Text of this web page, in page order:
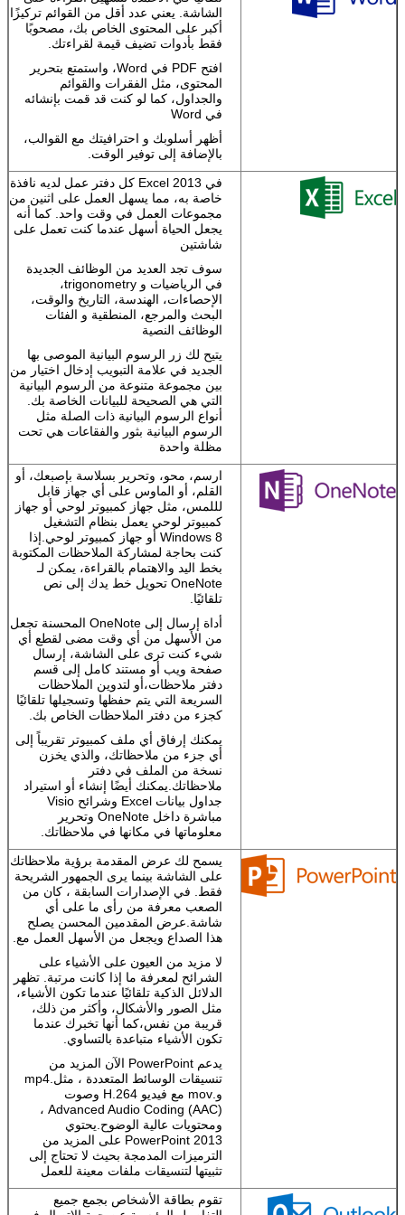
اترك رسالة
إرسال
الملاحظات
والملفات
بسهولة.أرسل
تطبيقات Office
Web Apps
المجانية لعرضها
تحويل أفكارك إلى
ابدأي بموديل، ثم
قم بتحسين عملك
بأدوات متخصصة.
تريد التقط أفكارك
باستخدام لوحة
المفاتيح أو القلم أو
الشاشة اللمسية.
وسائل
الإعلام.سحب
وإسقاط الصور
ومقاطع الفيديو
ووسائل الإعلام
عبر الإنترنت إلى
الملفات، وسحب
ملفات PDF
مباشرة إلى
Word.
مكتبك الشخصي
قم بإنشاء
مستندات جذابة
ومتخصصة سواء
في مكان آخر.
إعداداتك
المخصصة تتجول
معكقم بتسجيل
الدخول إلى
حسابك و استمر
في عملك من
حيث توقفت
تخزين الملفات
في
السحابة. يحتفظ
مكتب المستندات
الخاصة بك إلى
سكاي درايف
بحيث تكون
الملاحظات والصور
والملفات متاحة
دائما.
الشاشة. يعني عدد أقل من القوائم تركيزًا
أكبر على المحتوى الخاص بك، مصحوبًا
فقط بأدوات تضيف قيمة لقراءتك.
افتح PDF في Word، واستمتع بتحرير
المحتوى، مثل الفقرات والقوائم
والجداول، كما لو كنت قد قمت بإنشائه
في Word
أظهر أسلوبك و احترافيتك مع القوالب،
بالإضافة إلى توفير الوقت.
في Excel 2013 كل دفتر عمل لديه نافذة
خاصة به، مما يسهل العمل على اثنين من
مجموعات العمل في وقت واحد. كما أنه
يجعل الحياة أسهل عندما كنت تعمل على
شاشتين
سوف تجد العديد من الوظائف الجديدة
في الرياضيات و trigonometry،
الإحصاءات، الهندسة، التاريخ والوقت،
البحث والمرجع، المنطقية و الفئات
الوظائف النصية
يتيح لك زر الرسوم البيانية الموصى بها
الجديد في علامة التبويب إدخال اختيار من
بين مجموعة متنوعة من الرسوم البيانية
التي هي الصحيحة للبيانات الخاصة بك.
أنواع الرسوم البيانية ذات الصلة مثل
الرسوم البيانية بثور والفقاعات هي تحت
مظلة واحدة
ارسم، محو، وتحرير بسلاسة بإصبعك، أو
القلم، أو الماوس على أي جهاز قابل
لللمس، مثل جهاز كمبيوتر لوحي أو جهاز
كمبيوتر لوحي يعمل بنظام التشغيل
Windows 8 أو جهاز كمبيوتر لوحي.إذا
كنت بحاجة لمشاركة الملاحظات المكتوبة
بخط اليد والاهتمام بالقراءة، يمكن لـ
OneNote تحويل خط يدك إلى نص
تلقائيًا.
أداة إرسال إلى OneNote المحسنة تجعل
من الأسهل من أي وقت مضى لقطع أي
شيء كنت ترى على الشاشة، إرسال
صفحة ويب أو مستند كامل إلى قسم
دفتر ملاحظات،أو لتدوين الملاحظات
السريعة التي يتم حفظها وتسجيلها تلقائيًا
كجزء من دفتر الملاحظات الخاص بك.
يمكنك إرفاق أي ملف كمبيوتر تقريباً إلى
أي جزء من ملاحظاتك، والذي يخزن
نسخة من الملف في دفتر
ملاحظاتك.يمكنك أيضًا إنشاء أو استيراد
جداول بيانات Excel وشرائح Visio
مباشرة داخل OneNote وتحرير
معلوماتها في مكانها في ملاحظاتك.
يسمح لك عرض المقدمة برؤية ملاحظاتك
على الشاشة بينما يرى الجمهور الشريحة
فقط. في الإصدارات السابقة ، كان من
الصعب معرفة من رأى ما على أي
شاشة.عرض المقدمين المحسن يصلح
هذا الصداع ويجعل من الأسهل العمل مع.
لا مزيد من العيون على الأشياء على
الشرائح لمعرفة ما إذا كانت مرتبة. تظهر
الدلائل الذكية تلقائيًا عندما تكون الأشياء،
مثل الصور والأشكال، وأكثر من ذلك،
قريبة من نفس،كما أنها تخبرك عندما
تكون الأشياء متباعدة بالتساوي.
يدعم PowerPoint الآن المزيد من
تنسيقات الوسائط المتعددة ، مثل.mp4
و.mov مع فيديو H.264 وصوت
Advanced Audio Coding (AAC) ،
ومحتويات عالية الوضوح.يحتوي
PowerPoint 2013 على المزيد من
الترميزات المدمجة بحيث لا تحتاج إلى
تثبيتها لتنسيقات ملفات معينة للعمل
تقوم بطاقة الأشخاص بجمع جميع